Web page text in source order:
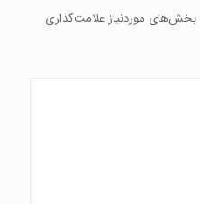
بخش‌های موردنیاز علامت‌گذاری